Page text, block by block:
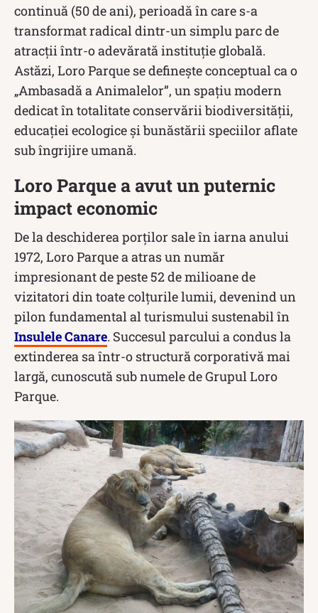
continuă (50 de ani), perioadă în care s-a
transformat radical dintr-un simplu parc de
atracții într-o adevărată instituție globală.
Astăzi, Loro Parque se definește conceptual ca o
„Ambasadă a Animalelor”, un spațiu modern
dedicat în totalitate conservării biodiversității,
educației ecologice și bunăstării speciilor aflate
sub îngrijire umană.
Loro Parque a avut un puternic
impact economic
De la deschiderea porților sale în iarna anului
1972, Loro Parque a atras un număr
impresionant de peste 52 de milioane de
vizitatori din toate colțurile lumii, devenind un
pilon fundamental al turismului sustenabil în
Insulele Canare. Succesul parcului a condus la
extinderea sa într-o structură corporativă mai
largă, cunoscută sub numele de Grupul Loro
Parque.